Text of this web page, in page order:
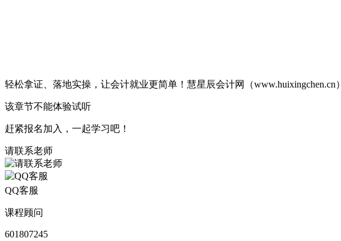
轻松拿证、落地实操，让会计就业更简单！慧星辰会计网（www.huixingchen.cn）
该章节不能体验试听
赶紧报名加入，一起学习吧！
请联系老师
QQ客服
课程顾问
601807245